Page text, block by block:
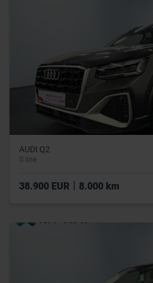
AUDI Q2
S line
38.900 EUR | 8.000 km